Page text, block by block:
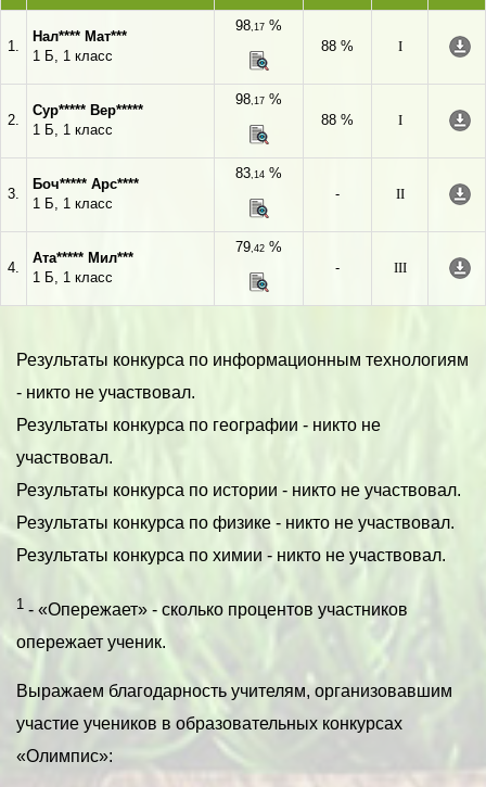
1.
Нал**** Мат***
1 Б, 1 класс
98,17 %
88 %
I
2.
Сур***** Вер*****
1 Б, 1 класс
98,17 %
88 %
I
3.
Боч***** Арс****
1 Б, 1 класс
83,14 %
-
II
4.
Ата***** Мил***
1 Б, 1 класс
79,42 %
-
III
Результаты конкурса по информационным технологиям
- никто не участвовал.
Результаты конкурса по географии - никто не
участвовал.
Результаты конкурса по истории - никто не участвовал.
Результаты конкурса по физике - никто не участвовал.
Результаты конкурса по химии - никто не участвовал.
1 - «Опережает» - сколько процентов участников
опережает ученик.
Выражаем благодарность учителям, организовавшим
участие учеников в образовательных конкурсах
«Олимпис»: